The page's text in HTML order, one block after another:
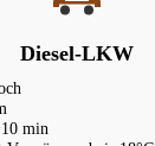
Diesel-LKW
min